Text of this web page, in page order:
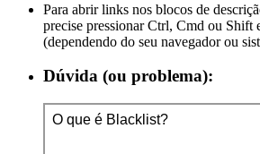
Para abrir links nos blocos de
precise pressionar Ctrl, Cmd ou Shift
(dependendo do seu navegador ou
Dúvida (ou problema):